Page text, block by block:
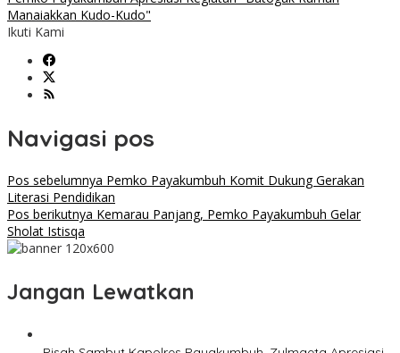
Manaiakkan Kudo-Kudo"
Ikuti Kami
Navigasi pos
Pos sebelumnya Pemko Payakumbuh Komit Dukung Gerakan
Literasi Pendidikan
Pos berikutnya Kemarau Panjang, Pemko Payakumbuh Gelar
Sholat Istisqa
Jangan Lewatkan